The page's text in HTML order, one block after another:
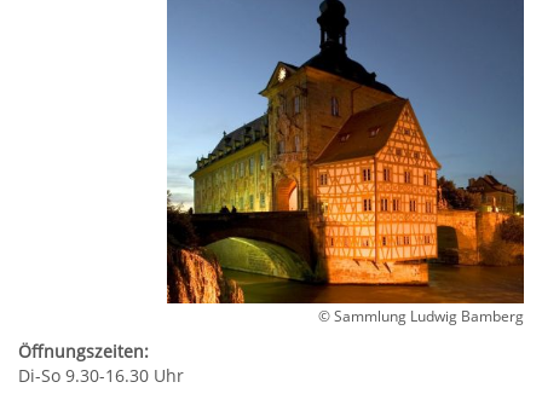
© Sammlung Ludwig Bamberg
Öffnungszeiten:
Di-So 9.30-16.30 Uhr